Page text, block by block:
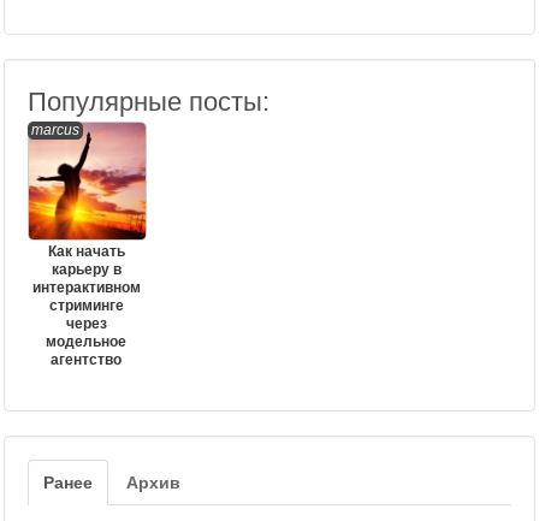
Популярные посты:
marcus
Как начать
карьеру в
интерактивном
стриминге
через
модельное
агентство
Ранее Архив